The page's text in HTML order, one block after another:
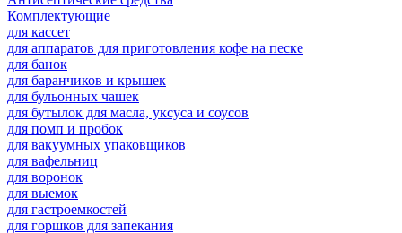
Комплектующие
для кассет
для аппаратов для приготовления кофе на песке
для банок
для баранчиков и крышек
для бульонных чашек
для бутылок для масла, уксуса и соусов
для помп и пробок
для вакуумных упаковщиков
для вафельниц
для воронок
для выемок
для гастроемкостей
для горшков для запекания